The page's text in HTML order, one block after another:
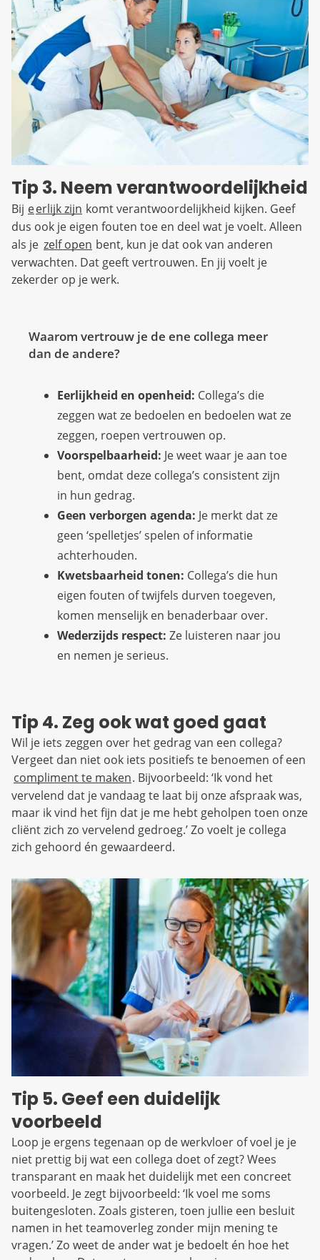
Tip 3. Neem verantwoordelijkheid
Bij eerlijk zijn komt verantwoordelijkheid kijken. Geef
dus ook je eigen fouten toe en deel wat je voelt. Alleen
als je zelf open bent, kun je dat ook van anderen
verwachten. Dat geeft vertrouwen. En jij voelt je
zekerder op je werk.
Waarom vertrouw je de ene collega meer
dan de andere?
Eerlijkheid en openheid: Collega’s die
zeggen wat ze bedoelen en bedoelen wat ze
zeggen, roepen vertrouwen op.
Voorspelbaarheid: Je weet waar je aan toe
bent, omdat deze collega’s consistent zijn
in hun gedrag.
Geen verborgen agenda: Je merkt dat ze
geen ‘spelletjes’ spelen of informatie
achterhouden.
Kwetsbaarheid tonen: Collega’s die hun
eigen fouten of twijfels durven toegeven,
komen menselijk en benaderbaar over.
Wederzijds respect: Ze luisteren naar jou
en nemen je serieus.
Tip 4. Zeg ook wat goed gaat
Wil je iets zeggen over het gedrag van een collega?
Vergeet dan niet ook iets positiefs te benoemen of een
compliment te maken. Bijvoorbeeld: ‘Ik vond het
vervelend dat je vandaag te laat bij onze afspraak was,
maar ik vind het fijn dat je me hebt geholpen toen onze
cliënt zich zo vervelend gedroeg.’ Zo voelt je collega
zich gehoord én gewaardeerd.
Tip 5. Geef een duidelijk
voorbeeld
Loop je ergens tegenaan op de werkvloer of voel je je
niet prettig bij wat een collega doet of zegt? Wees
transparant en maak het duidelijk met een concreet
voorbeeld. Je zegt bijvoorbeeld: ‘Ik voel me soms
buitengesloten. Zoals gisteren, toen jullie een besluit
namen in het teamoverleg zonder mijn mening te
vragen.’ Zo weet de ander wat je bedoelt én hoe het